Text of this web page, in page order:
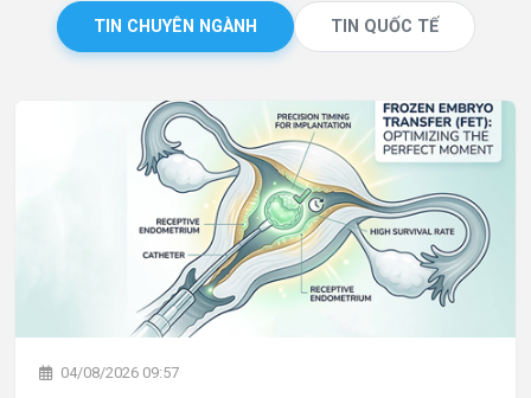
TIN CHUYÊN NGÀNH TIN QUỐC TẾ
04/08/2026 09:57